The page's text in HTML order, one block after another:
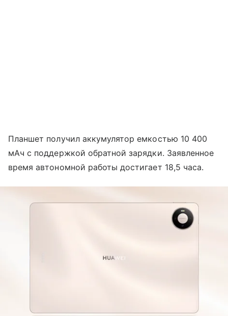
Планшет получил аккумулятор емкостью 10 400
мАч с поддержкой обратной зарядки. Заявленное
время автономной работы достигает 18,5 часа.